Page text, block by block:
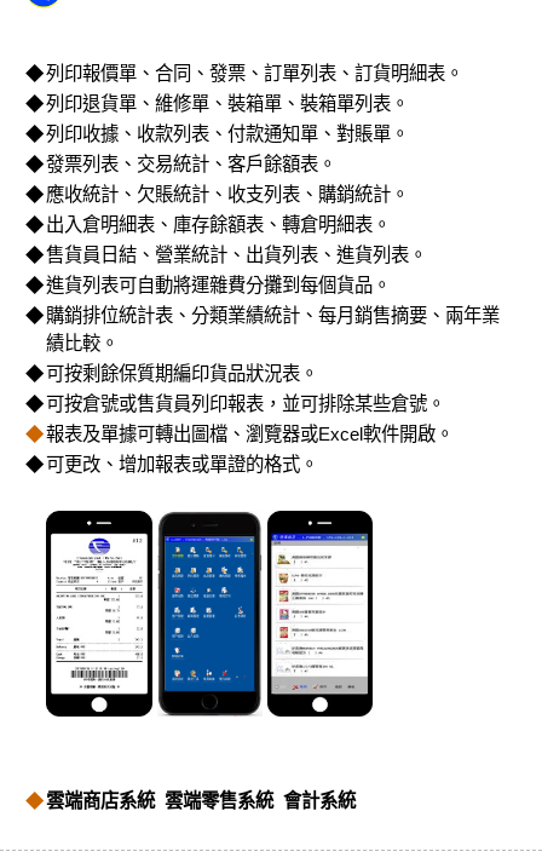
◆列印報價單、合同、發票、訂單列表、訂貨明細表。
◆列印退貨單、維修單、裝箱單、裝箱單列表。
◆列印收據、收款列表、付款通知單、對賬單。
◆發票列表、交易統計、客戶餘額表。
◆應收統計、欠賬統計、收支列表、購銷統計。
◆出入倉明細表、庫存餘額表、轉倉明細表。
◆售貨員日結、營業統計、出貨列表、進貨列表。
◆進貨列表可自動將運雜費分攤到每個貨品。
◆購銷排位統計表、分類業績統計、每月銷售摘要、兩年業
績比較。
◆可按剩餘保質期編印貨品狀況表。
◆可按倉號或售貨員列印報表，並可排除某些倉號。
◆報表及單據可轉出圖檔、瀏覽器或Excel軟件開啟。
◆可更改、增加報表或單證的格式。
◆雲端商店系統 雲端零售系統 會計系統